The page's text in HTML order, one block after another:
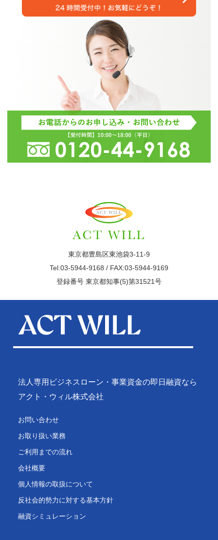
東京都豊島区東池袋3-11-9
Tel:03-5944-9168 / FAX:03-5944-9169
登録番号 東京都知事(5)第31521号
法人専用ビジネスローン・事業資金の即日融資なら
アクト・ウィル株式会社
お問い合わせ
お取り扱い業務
ご利用までの流れ
会社概要
個人情報の取扱について
反社会的勢力に対する基本方針
融資シミュレーション